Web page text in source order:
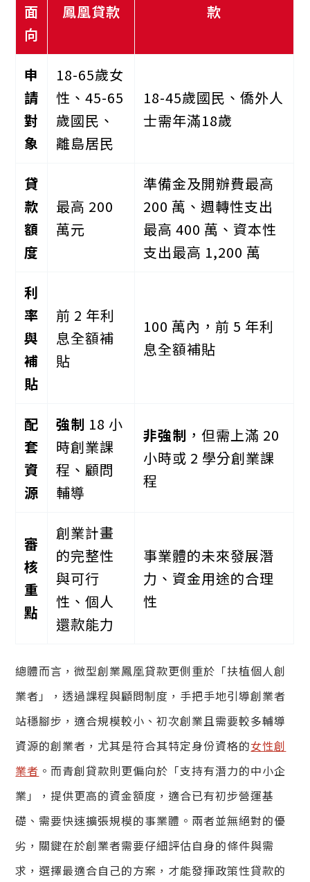
面
向
鳳凰貸款 款
申
請
對
象
18-65歲女
性、45-65
歲國民、
離島居民
18-45歲國民、僑外人
士需年滿18歲
貸
款
額
度
最高 200
萬元
準備金及開辦費最高
200 萬、週轉性支出
最高 400 萬、資本性
支出最高 1,200 萬
利
率
與
補
貼
前 2 年利
息全額補
貼
100 萬內，前 5 年利
息全額補貼
配
套
資
源
強制 18 小
時創業課
程、顧問
輔導
非強制 ，但需上滿 20
小時或 2 學分創業課
程
審
核
重
點
創業計畫
的完整性
與可行
性、個人
還款能力
事業體的未來發展潛
力、資金用途的合理
性
總體而言，微型創業鳳凰貸款更側重於「扶植個人創
業者」，透過課程與顧問制度，手把手地引導創業者
站穩腳步，適合規模較小、初次創業且需要較多輔導
資源的創業者，尤其是符合其特定身份資格的女性創
業者 。而青創貸款則更偏向於「支持有潛力的中小企
業」，提供更高的資金額度，適合已有初步營運基
礎、需要快速擴張規模的事業體。兩者並無絕對的優
劣，關鍵在於創業者需要仔細評估自身的條件與需
求，選擇最適合自己的方案，才能發揮政策性貸款的